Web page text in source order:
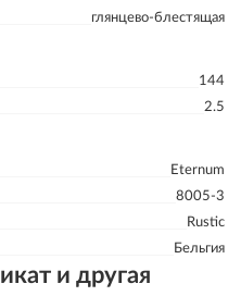
глянцево-блестящая
144
2.5
Eternum
8005-3
Rustic
Бельгия
и другая